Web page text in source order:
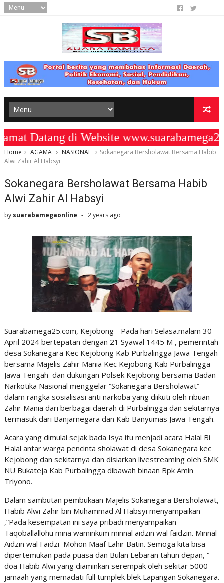
Datang di Website
Home AGAMA NASIONAL
Sokanegara Bersholawat Bersama Habib
Alwi Zahir Al Habsyi
Sokanegara Bersholawat Bersama Habib
Alwi Zahir Al Habsyi
by suarabamegaonline 2 years ago
Suarabamega25.com, Kejobong - Pada hari Selasa.malam 30
April 2024 bertepatan dengan 21 Syawal 1445 M , pemerintah
desa Sokanegara Kec Kejobong Kab Purbalingga Jawa Tengah
bersama Majelis Zahir Mania Kec Kejobong Kab Purbalingga
Jawa Tengah dan dukungan Polsek Kejobong bersama Badan
Narkotika Nasional menggelar “Sokanegara Bersholawat”
dalam rangka sosialisasi anti narkoba yang diikuti oleh ribuan
Zahir Mania dari berbagai daerah di Purbalingga dan sekitarnya
termasuk dari Banjarnegara dan Kab Banyumas Jawa Tengah.
Acara yang dimulai sejak bada Isya itu menjadi acara Halal Bi
Halal antar warga pencinta sholawat di desa Sokanegara kec
Kejobong dan sekitarnya dan disiarkan livestreaming oleh SMK
NU Bukateja Kab Purbalingga dibawah binaan Bpk Amin
Triyono.
Dalam sambutan pembukaan Majelis Sokanegara Bersholawat,
Habib Alwi Zahir bin Muhammad Al Habsyi menyampaikan
,”Pada kesempatan ini saya pribadi menyampaikan
Taqoballallohu mina waminkum minnal aidzin wal faidzin. Minnal
Aidzin wal Faidzi Mohon Maaf Lahir Batin. Semoga kita bisa
dipertemukan pada puasa dan Bulan Lebaran tahun depan, “
doa Habib Alwi yang diaminkan serempak oleh sekitar 5000
jamaah yang memadati full tumplek blek Lapangan Sokanegara.